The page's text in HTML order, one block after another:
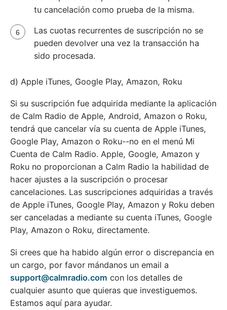
tu cancelación como prueba de la misma.
Las cuotas recurrentes de suscripción no se
pueden devolver una vez la transacción ha
sido procesada.
d) Apple iTunes, Google Play, Amazon, Roku
Si su suscripción fue adquirida mediante la aplicación
de Calm Radio de Apple, Android, Amazon o Roku,
tendrá que cancelar vía su cuenta de Apple iTunes,
Google Play, Amazon o Roku--no en el menú Mi
Cuenta de Calm Radio. Apple, Google, Amazon y
Roku no proporcionan a Calm Radio la habilidad de
hacer ajustes a la suscripción o procesar
cancelaciones. Las suscripciones adquiridas a través
de Apple iTunes, Google Play, Amazon y Roku deben
ser canceladas a mediante su cuenta iTunes, Google
Play, Amazon o Roku, directamente.
Si crees que ha habido algún error o discrepancia en
un cargo, por favor mándanos un email a
support@calmradio.com con los detalles de
cualquier asunto que quieras que investiguemos.
Estamos aquí para ayudar.